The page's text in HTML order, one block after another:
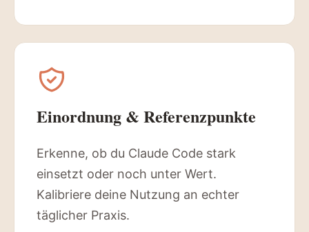
Einordnung & Referenzpunkte
Erkenne, ob du Claude Code stark
einsetzt oder noch unter Wert.
Kalibriere deine Nutzung an echter
täglicher Praxis.